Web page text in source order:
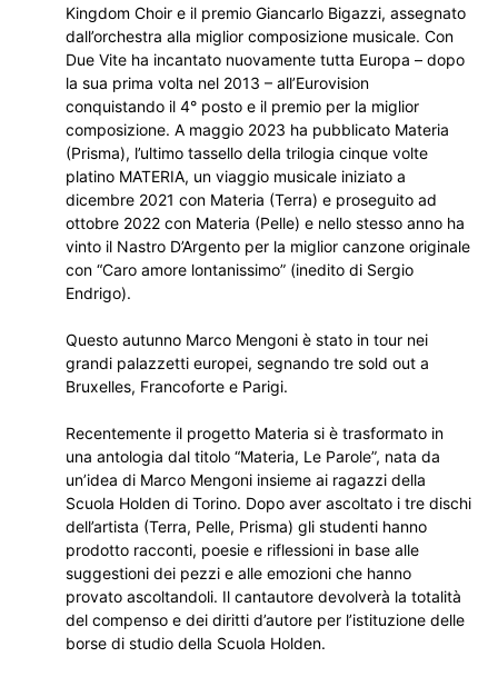
Kingdom Choir e il premio Giancarlo Bigazzi, assegnato
dall’orchestra alla miglior composizione musicale. Con
Due Vite ha incantato nuovamente tutta Europa – dopo
la sua prima volta nel 2013 – all’Eurovision
conquistando il 4° posto e il premio per la miglior
composizione. A maggio 2023 ha pubblicato Materia
(Prisma), l’ultimo tassello della trilogia cinque volte
platino MATERIA, un viaggio musicale iniziato a
dicembre 2021 con Materia (Terra) e proseguito ad
ottobre 2022 con Materia (Pelle) e nello stesso anno ha
vinto il Nastro D’Argento per la miglior canzone originale
con “Caro amore lontanissimo” (inedito di Sergio
Endrigo).
Questo autunno Marco Mengoni è stato in tour nei
grandi palazzetti europei, segnando tre sold out a
Bruxelles, Francoforte e Parigi.
Recentemente il progetto Materia si è trasformato in
una antologia dal titolo “Materia, Le Parole”, nata da
un’idea di Marco Mengoni insieme ai ragazzi della
Scuola Holden di Torino. Dopo aver ascoltato i tre dischi
dell’artista (Terra, Pelle, Prisma) gli studenti hanno
prodotto racconti, poesie e riflessioni in base alle
suggestioni dei pezzi e alle emozioni che hanno
provato ascoltandoli. Il cantautore devolverà la totalità
del compenso e dei diritti d’autore per l’istituzione delle
borse di studio della Scuola Holden.